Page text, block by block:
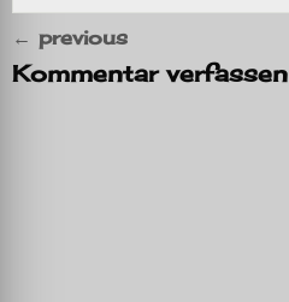
← previous
Kommentar verfassen